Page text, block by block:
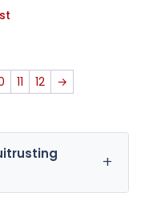
11 12 →